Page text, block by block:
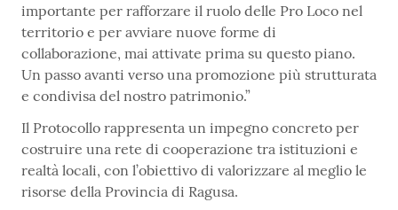
importante per rafforzare il ruolo delle Pro Loco nel
territorio e per avviare nuove forme di
collaborazione, mai attivate prima su questo piano.
Un passo avanti verso una promozione più strutturata
e condivisa del nostro patrimonio.”
Il Protocollo rappresenta un impegno concreto per
costruire una rete di cooperazione tra istituzioni e
realtà locali, con l’obiettivo di valorizzare al meglio le
risorse della Provincia di Ragusa.